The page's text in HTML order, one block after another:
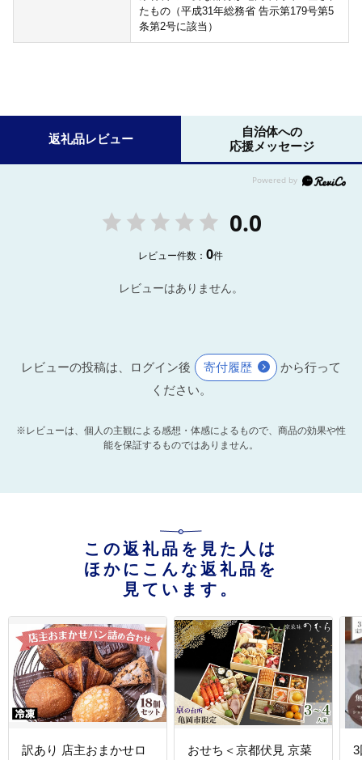
たもの（平成31年総務省 告示第179号第5
条第2号に該当）
返礼品レビュー
自治体への
応援メッセージ
0.0
レビュー件数：0件
レビューはありません。
レビューの投稿は、ログイン後 寄付履歴
から行って
ください。
※レビューは、個人の主観による感想・体感によるもので、商品の効果や性
能を保証するものではありません。
この返礼品を見た人は
ほかにこんな返礼品を
見ています。
訳あり 店主おまかせロ
おせち＜京都伏見 京菜